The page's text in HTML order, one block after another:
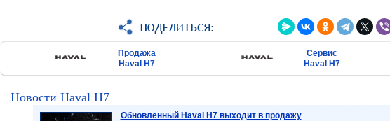
Продажа
Haval H7
Сервис
Haval H7
Новости Haval H7
Обновленный Haval H7 выходит в продажу